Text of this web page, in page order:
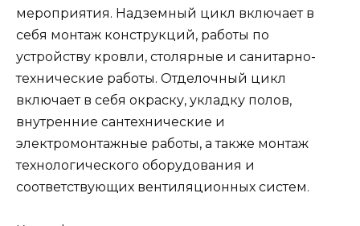
мероприятия. Надземный цикл включает в
себя монтаж конструкций, работы по
устройству кровли, столярные и санитарно-
технические работы. Отделочный цикл
включает в себя окраску, укладку полов,
внутренние сантехнические и
электромонтажные работы, а также монтаж
технологического оборудования и
соответствующих вентиляционных систем.